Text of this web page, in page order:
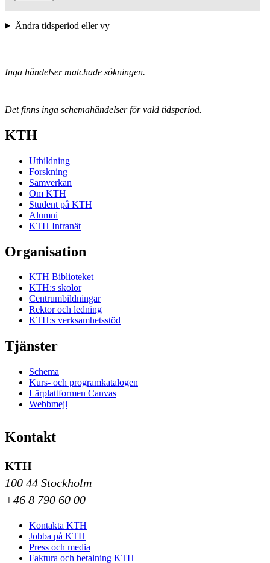
Ändra tidsperiod eller vy
Inga händelser matchade sökningen.
Det finns inga schemahändelser för vald tidsperiod.
KTH
Utbildning
Forskning
Samverkan
Om KTH
Student på KTH
Alumni
KTH Intranät
Organisation
KTH Biblioteket
KTH:s skolor
Centrumbildningar
Rektor och ledning
KTH:s verksamhetsstöd
Tjänster
Schema
Kurs- och programkatalogen
Lärplattformen Canvas
Webbmejl
Kontakt
KTH
100 44 Stockholm
+46 8 790 60 00
Kontakta KTH
Jobba på KTH
Press och media
Faktura och betalning KTH